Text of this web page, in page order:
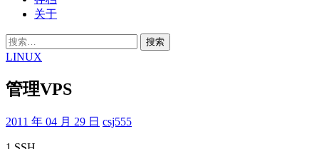
关于
搜
索：
LINUX
管理VPS
2011 年 04 月 29 日 csj555